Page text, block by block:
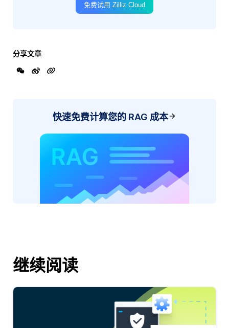
免费试用 Zilliz Cloud
分享文章
快速免费计算您的 RAG 成本
继续阅读